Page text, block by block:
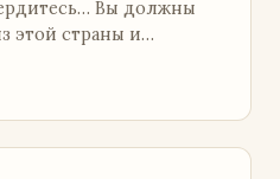
Вы должны
этой страны и